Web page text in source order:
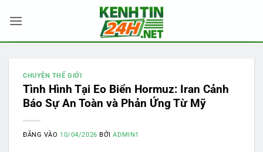
qua
CHUYỆN THẾ GIỚI
Tình Hình Tại Eo Biển Hormuz: Iran Cảnh
Báo Sự An Toàn và Phản Ứng Từ Mỹ
ĐĂNG VÀO 10/04/2026 BỞIADMIN1